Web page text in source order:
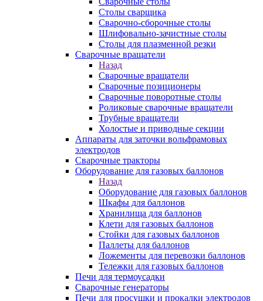
Столы сварщика
Сварочно-сборочные столы
Шлифовально-зачистные столы
Столы для плазменной резки
Сварочные вращатели
Назад
Сварочные вращатели
Сварочные позиционеры
Сварочные поворотные столы
Роликовые сварочные вращатели
Трубные вращатели
Холостые и приводные секции
Аппараты для заточки вольфрамовых
электродов
Сварочные тракторы
Оборудование для газовых баллонов
Назад
Оборудование для газовых баллонов
Шкафы для баллонов
Хранилища для баллонов
Клети для газовых баллонов
Стойки для газовых баллонов
Паллеты для баллонов
Ложементы для перевозки баллонов
Тележки для газовых баллонов
Печи для термоусадки
Сварочные генераторы
Печи для просушки и прокалки электродов